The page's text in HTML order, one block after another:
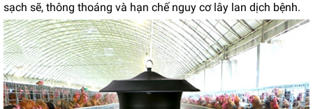
sạch sẽ, thông thoáng và hạn chế nguy cơ lây lan dịch bệnh.